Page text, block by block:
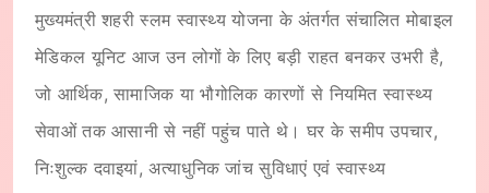
मुख्यमंत्री शहरी स्लम स्वास्थ्य योजना के अंतर्गत संचालित मोबाइल
मेडिकल यूनिट आज उन लोगों के लिए बड़ी राहत बनकर उभरी है,
जो आर्थिक, सामाजिक या भौगोलिक कारणों से नियमित स्वास्थ्य
सेवाओं तक आसानी से नहीं पहुंच पाते थे। घर के समीप उपचार,
निःशुल्क दवाइयां, अत्याधुनिक जांच सुविधाएं एवं स्वास्थ्य